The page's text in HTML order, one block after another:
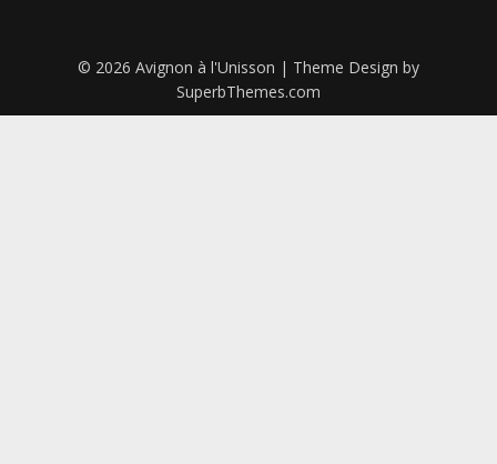
© 2026 Avignon à l'Unisson | Theme Design by
SuperbThemes.com